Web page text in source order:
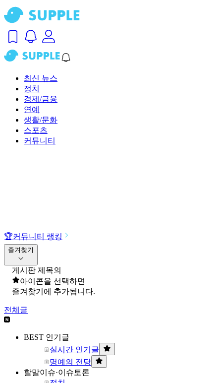
최신 뉴스
정치
경제/금융
연예
생활/문화
스포츠
커뮤니티
🏆커뮤니티 랭킹
즐겨찾기
게시판 제목의
아이콘을 선택하면
즐겨찾기에 추가됩니다.
전체글
BEST 인기글
실시간 인기글
명예의 전당
할말이슈·이슈토론